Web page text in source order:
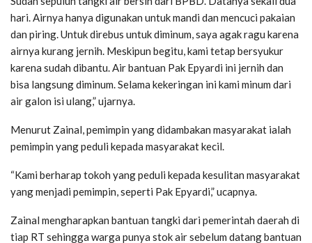
hari. Airnya hanya digunakan untuk mandi dan mencuci pakaian
dan piring. Untuk direbus untuk diminum, saya agak ragu karena
airnya kurang jernih. Meskipun begitu, kami tetap bersyukur
karena sudah dibantu. Air bantuan Pak Epyardi ini jernih dan
bisa langsung diminum. Selama kekeringan ini kami minum dari
air galon isi ulang,” ujarnya.
Menurut Zainal, pemimpin yang didambakan masyarakat ialah
pemimpin yang peduli kepada masyarakat kecil.
“Kami berharap tokoh yang peduli kepada kesulitan masyarakat
yang menjadi pemimpin, seperti Pak Epyardi,” ucapnya.
Zainal mengharapkan bantuan tangki dari pemerintah daerah di
tiap RT sehingga warga punya stok air sebelum datang bantuan